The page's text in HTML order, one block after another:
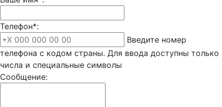
Телефон*:
Введите номер
телефона с кодом страны. Для ввода доступны только
числа и специальные символы
Сообщение: